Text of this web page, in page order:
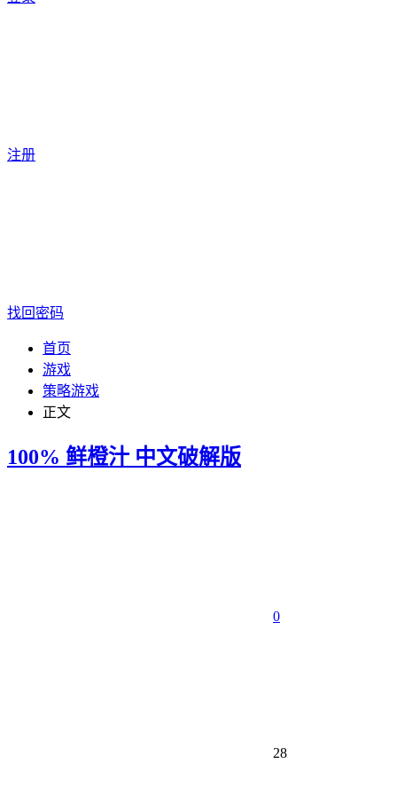
注册
找回密码
首页
游戏
策略游戏
正文
100% 鲜橙汁 中文破解版
0
28